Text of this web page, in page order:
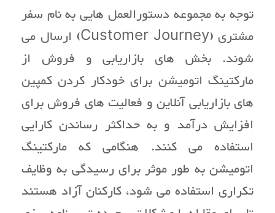
توجه به مجموعه دستورالعمل هایی به نام سفر
مشتری (Customer Journey) ارسال می
شوند. بخش های بازاریابی و فروش از
مارکتینگ اتومیشن برای خودکار کردن کمپین
های بازاریابی آنلاین و فعالیت های فروش برای
افزایش درآمد و به حداکثر رساندن کارایی
استفاده می کنند. هنگامی که مارکتینگ
اتومیشن به طور موثر برای رسیدگی به وظایف
تکراری استفاده می شود، کارکنان آزاد هستند